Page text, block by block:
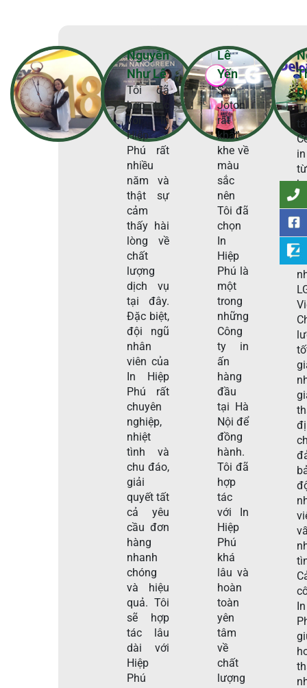
Nguyễn
Như Lê
Tôi đã
hợp tác
với In
Hiệp
Phú rất
nhiều
năm và
thật sự
cảm
thấy hài
lòng về
chất
lượng
dịch vụ
tại đây.
Đặc biệt,
đội ngũ
nhân
viên của
In Hiệp
Phú rất
chuyên
nghiệp,
nhiệt
tình và
chu đáo,
giải
quyết tất
cả yêu
cầu đơn
hàng
nhanh
chóng
và hiệu
quả. Tôi
sẽ hợp
tác lâu
dài với
Hiệp
Phú
Lê
Yến
Sơn
Joton
rất
khắt
khe về
màu
sắc
nên
Tôi đã
chọn
In
Hiệp
Phú là
một
trong
những
Công
ty in
ấn
hàng
đầu
tại Hà
Nội để
đồng
hành.
Tôi đã
hợp
tác
với In
Hiệp
Phú
khá
lâu và
hoàn
toàn
yên
tâm
về
chất
lượng